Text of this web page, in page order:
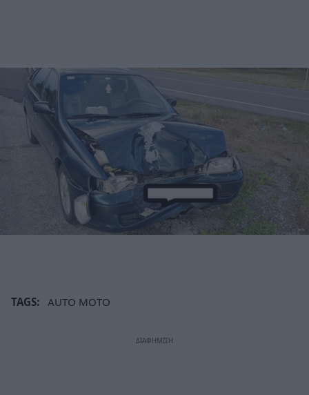
TAGS: AUTO MOTO